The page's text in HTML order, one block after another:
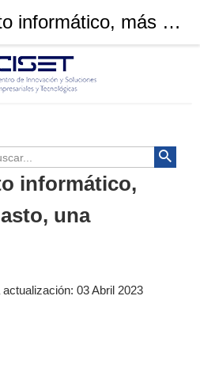
informático,
una
actualización: 03 Abril 2023
Mantenimiento informático, más que un gasto, una inversión